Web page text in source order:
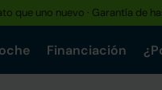
hoy · Entrega en 24h a domicilio
Financiación